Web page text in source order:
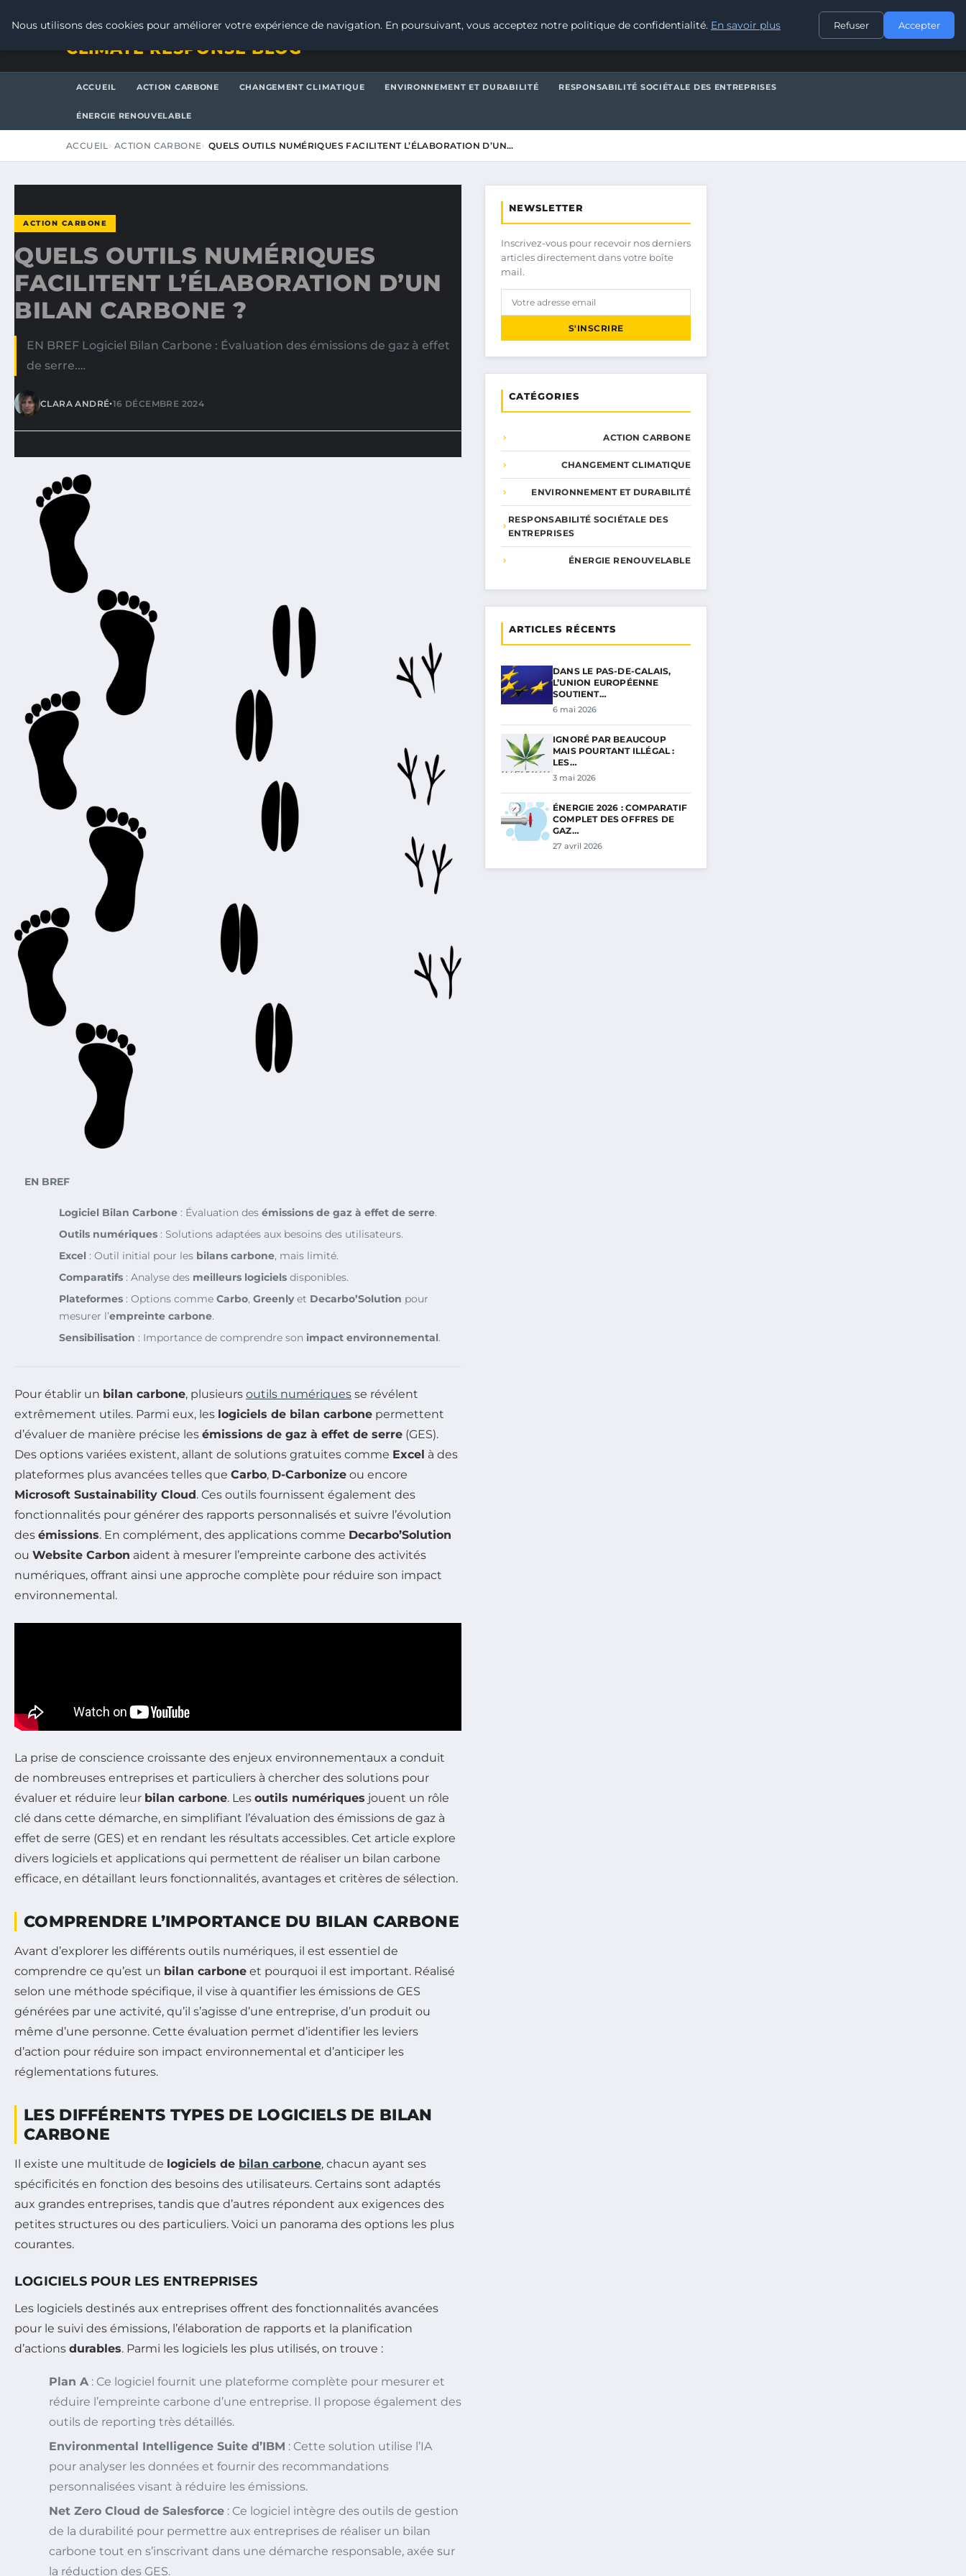
CONTACT
CLIMATE RESPONSE BLOG
ACCUEIL ACTION CARBONE CHANGEMENT CLIMATIQUE ENVIRONNEMENT ET DURABILITÉ RESPONSABILITÉ SOCIÉTALE DES ENTREPRISES
ÉNERGIE RENOUVELABLE
ACCUEIL ACTION CARBONE QUELS OUTILS NUMÉRIQUES FACILITENT L’ÉLABORATION D’UN…
ACTION CARBONE
QUELS OUTILS NUMÉRIQUES
FACILITENT L’ÉLABORATION D’UN
BILAN CARBONE ?
EN BREF Logiciel Bilan Carbone : Évaluation des émissions de gaz à effet
de serre.…
CLARA ANDRÉ•16 DÉCEMBRE 2024
EN BREF
Logiciel Bilan Carbone : Évaluation des émissions de gaz à effet de serre.
Outils numériques : Solutions adaptées aux besoins des utilisateurs.
Excel : Outil initial pour les bilans carbone, mais limité.
Comparatifs : Analyse des meilleurs logiciels disponibles.
Plateformes : Options comme Carbo, Greenlyet Decarbo’Solution pour
mesurer l’empreinte carbone.
Sensibilisation : Importance de comprendre son impact environnemental.
Pour établir un bilan carbone, plusieurs outils numériques se révélent
extrêmement utiles. Parmi eux, les logiciels de bilan carbone permettent
d’évaluer de manière précise les émissions de gaz à effet de serre (GES).
Des options variées existent, allant de solutions gratuites comme Excel à des
plateformes plus avancées telles que Carbo, D-Carbonize ou encore
Microsoft Sustainability Cloud. Ces outils fournissent également des
fonctionnalités pour générer des rapports personnalisés et suivre l’évolution
des émissions. En complément, des applications comme Decarbo’Solution
ou Website Carbon aident à mesurer l’empreinte carbone des activités
numériques, offrant ainsi une approche complète pour réduire son impact
environnemental.
La prise de conscience croissante des enjeux environnementaux a conduit
de nombreuses entreprises et particuliers à chercher des solutions pour
évaluer et réduire leur bilan carbone. Les outils numériques jouent un rôle
clé dans cette démarche, en simplifiant l’évaluation des émissions de gaz à
effet de serre (GES) et en rendant les résultats accessibles. Cet article explore
divers logiciels et applications qui permettent de réaliser un bilan carbone
efficace, en détaillant leurs fonctionnalités, avantages et critères de sélection.
COMPRENDRE L’IMPORTANCE DU BILAN CARBONE
Avant d’explorer les différents outils numériques, il est essentiel de
comprendre ce qu’est un bilan carbone et pourquoi il est important. Réalisé
selon une méthode spécifique, il vise à quantifier les émissions de GES
générées par une activité, qu’il s’agisse d’une entreprise, d’un produit ou
même d’une personne. Cette évaluation permet d’identifier les leviers
d’action pour réduire son impact environnemental et d’anticiper les
réglementations futures.
LES DIFFÉRENTS TYPES DE LOGICIELS DE BILAN
CARBONE
Il existe une multitude de logiciels de bilan carbone, chacun ayant ses
spécificités en fonction des besoins des utilisateurs. Certains sont adaptés
aux grandes entreprises, tandis que d’autres répondent aux exigences des
petites structures ou des particuliers. Voici un panorama des options les plus
courantes.
LOGICIELS POUR LES ENTREPRISES
Les logiciels destinés aux entreprises offrent des fonctionnalités avancées
pour le suivi des émissions, l’élaboration de rapports et la planification
d’actions durables. Parmi les logiciels les plus utilisés, on trouve :
Plan A : Ce logiciel fournit une plateforme complète pour mesurer et
réduire l’empreinte carbone d’une entreprise. Il propose également des
outils de reporting très détaillés.
Environmental Intelligence Suite d’IBM : Cette solution utilise l’IA
pour analyser les données et fournir des recommandations
personnalisées visant à réduire les émissions.
Net Zero Cloud de Salesforce : Ce logiciel intègre des outils de gestion
de la durabilité pour permettre aux entreprises de réaliser un bilan
carbone tout en s’inscrivant dans une démarche responsable, axée sur
la réduction des GES.
NEWSLETTER
Inscrivez-vous pour recevoir nos derniers
articles directement dans votre boîte
mail.
S'INSCRIRE
CATÉGORIES
ACTION CARBONE
CHANGEMENT CLIMATIQUE
ENVIRONNEMENT ET DURABILITÉ
RESPONSABILITÉ SOCIÉTALE DES
ENTREPRISES
ÉNERGIE RENOUVELABLE
ARTICLES RÉCENTS
DANS LE PAS-DE-CALAIS,
L’UNION EUROPÉENNE
SOUTIENT…
6 mai 2026
IGNORÉ PAR BEAUCOUP
MAIS POURTANT ILLÉGAL :
LES…
3 mai 2026
ÉNERGIE 2026 : COMPARATIF
COMPLET DES OFFRES DE
GAZ…
27 avril 2026
Nous utilisons des cookies pour améliorer votre expérience de navigation. En poursuivant, vous acceptez notre politique de confidentialité. En savoir plus Refuser Accepter